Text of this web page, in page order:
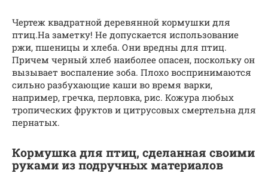
Чертеж квадратной деревянной кормушки для
птиц.На заметку! Не допускается использование
ржи, пшеницы и хлеба. Они вредны для птиц.
Причем черный хлеб наиболее опасен, поскольку он
вызывает воспаление зоба. Плохо воспринимаются
сильно разбухающие каши во время варки,
например, гречка, перловка, рис. Кожура любых
тропических фруктов и цитрусовых смертельна для
пернатых.
Кормушка для птиц, сделанная своими
руками из подручных материалов